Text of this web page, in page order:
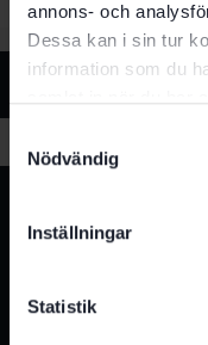
annons- och
Dessa kan i sin tur
information som du
Nödvändig
Inställningar
Statistik